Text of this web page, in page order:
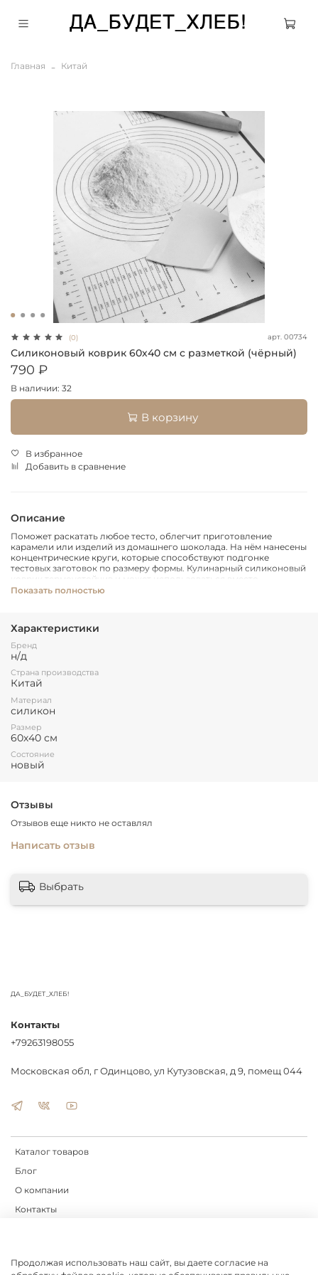
Главная Китай
(0) арт. 00734
Силиконовый коврик 60х40 см с разметкой (чёрный)
790 ₽
В наличии: 32
В корзину
В избранное
Добавить в сравнение
Описание
Поможет раскатать любое тесто, облегчит приготовление
карамели или изделий из домашнего шоколада. На нём нанесены
концентрические круги, которые способствуют подгонке
тестовых заготовок по размеру формы. Кулинарный силиконовый
коврик термоустойчив и может использоваться вместо
пергаментной бумаги при выпечке. Также это удобная подложка
поверхности коврика.
специальная разметка позволит быстро определить
необходимый диаметр теста;
температура использования от -40 до 230 °С;
долговечен и практичен.
Показать полностью
Характеристики
Бренд
н/д
Страна производства
Китай
Материал
силикон
Размер
60х40 см
Состояние
новый
Отзывы
Отзывов еще никто не оставлял
Написать отзыв
Выбрать
ДА_БУДЕТ_ХЛЕБ!
Каталог товаров
Блог
О компании
Контакты
Контакты
+79263198055
Московская обл, г Одинцово, ул Кутузовская, д 9, помещ 044
Продолжая использовать наш сайт, вы даете согласие на